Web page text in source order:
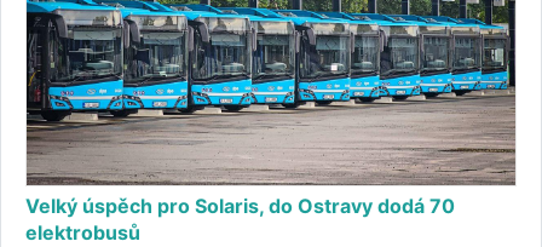
Velký úspěch pro Solaris, do Ostravy dodá 70
elektrobusů